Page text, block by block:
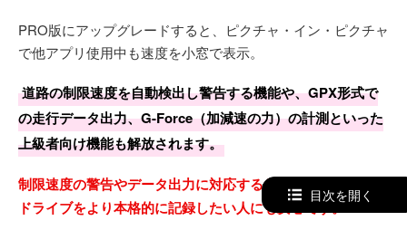
PRO版にアップグレードすると、ピクチャ・イン・ピクチャ
で他アプリ使用中も速度を小窓で表示。
道路の制限速度を自動検出し警告する機能や、GPX形式で
の走行データ出力、G-Force（加減速の力）の計測といった
上級者向け機能も解放されます。
制限速度の警告やデータ出力に対応するため、ツーリングや
ドライブをより本格的に記録したい人にも安心です。
目次を開く